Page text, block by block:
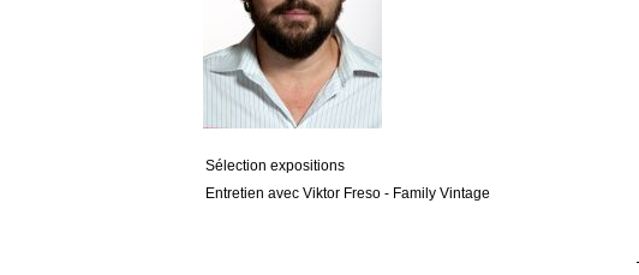
Sélection expositions
Entretien avec Viktor Freso - Family Vintage